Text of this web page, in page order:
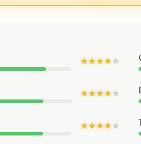
★ ★ ★ ★★
★ ★ ★ ★★
★ ★ ★ ★★